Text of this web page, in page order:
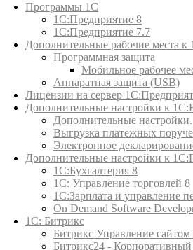
Программы 1С
1С:Предприятие 8
1С:Предприятие 7.7
Дополнительные рабочие места
Программная защита
Мобильное рабочее
Аппаратная защита (USB)
Лицензии на сервер
Дополнительные настройки к
Дополнительные настройки.
Выгрузка платежных
Электронное
Дополнительные настройки к
1С:Бухгалтерия 8
1C: Управление торговлей 8
1С:Зарплата и управление
On Demand Software
1С: Битрикс
Битрикс Управление
Битрикс24 - Корпоративный